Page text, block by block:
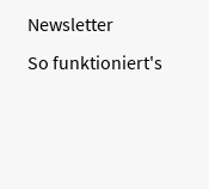
Newsletter
So funktioniert's